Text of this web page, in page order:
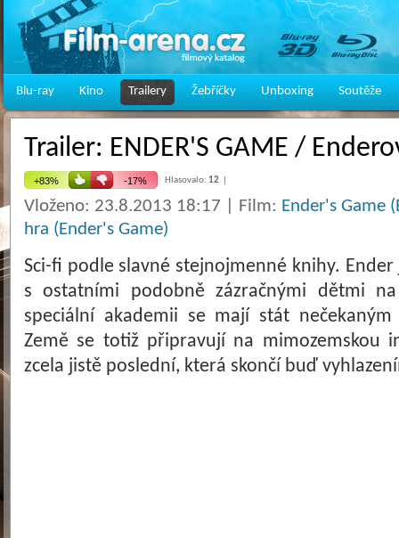
Blu-ray Kino Trailery Žebříčky Unboxing Soutěže
Trailer: ENDER'S GAME /
Hlasovalo: 12
Vloženo: 23.8.2013 18:17 | Film: Ender's Game
hra (Ender's Game)
Sci-fi podle slavné stejnojmenné knihy.
s ostatními podobně zázračnými dětmi
speciální akademii se mají stát
Země se totiž připravují na mimozemskou
zcela jistě poslední, která skončí buď